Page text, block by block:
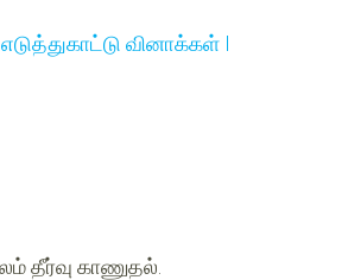
வினாக்கள் I
தீர்வு காணுதல்.